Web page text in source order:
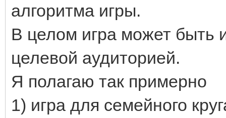
алгоритма игры.
В целом игра может быть
целевой аудиторией.
Я полагаю так примерно
1) игра для семейного